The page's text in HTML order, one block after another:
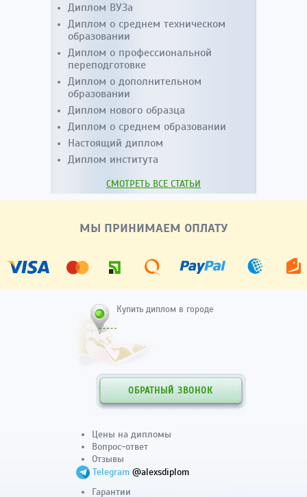
Диплом ВУЗа
Диплом о среднем техническом
образовании
Диплом о профессиональной
переподготовке
Диплом о дополнительном
образовании
Диплом нового образца
Диплом о среднем образовании
Настоящий диплом
Диплом института
СМОТРЕТЬ ВСЕ СТАТЬИ
МЫ ПРИНИМАЕМ ОПЛАТУ
Купить диплом в городе
ОБРАТНЫЙ ЗВОНОК
Цены на дипломы
Вопрос-ответ
Отзывы
Telegram @alexsdiplom
Гарантии